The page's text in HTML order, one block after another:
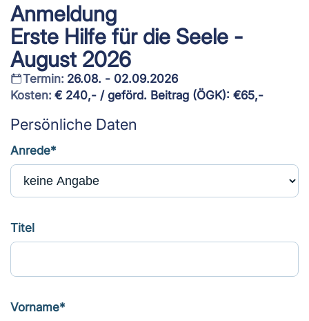
Anmeldung
Erste Hilfe für die Seele -
August 2026
Termin: 26.08. - 02.09.2026
Kosten: € 240,- / geförd. Beitrag (ÖGK): €65,-
Persönliche Daten
Anrede*
Titel
Vorname*